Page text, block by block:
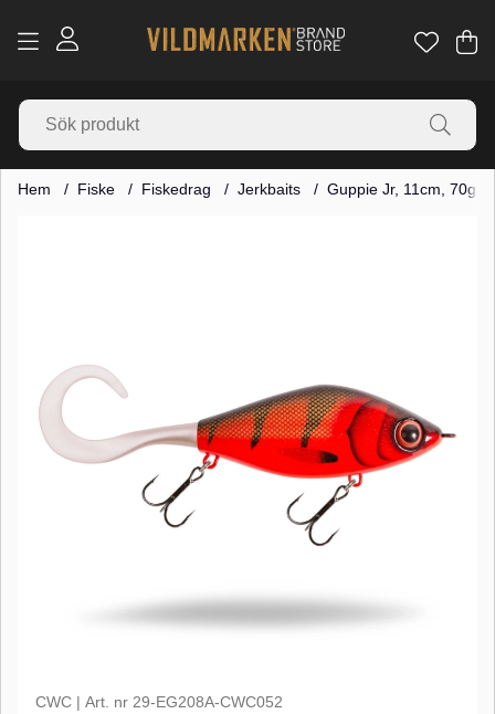
.
Hem Fiske Fiskedrag Jerkbaits Guppie Jr, 11cm, 70g
CWC | Art. nr 29-EG208A-CWC052